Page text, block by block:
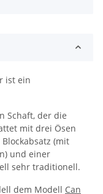
ist ein
Schaft, der die
mit drei Ösen
(mit
und einer
sehr traditionell.
dem Modell Can